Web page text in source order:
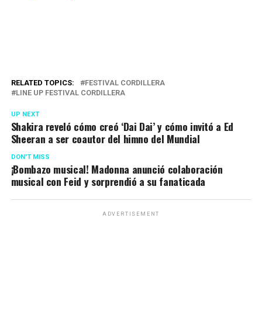
RELATED TOPICS:
FESTIVAL CORDILLERA
LINE UP FESTIVAL CORDILLERA
UP NEXT
Shakira reveló cómo creó ‘Dai Dai’ y cómo invitó a Ed
Sheeran a ser coautor del himno del Mundial
DON'T MISS
¡Bombazo musical! Madonna anunció colaboración
musical con Feid y sorprendió a su fanaticada
ADVERTISEMENT